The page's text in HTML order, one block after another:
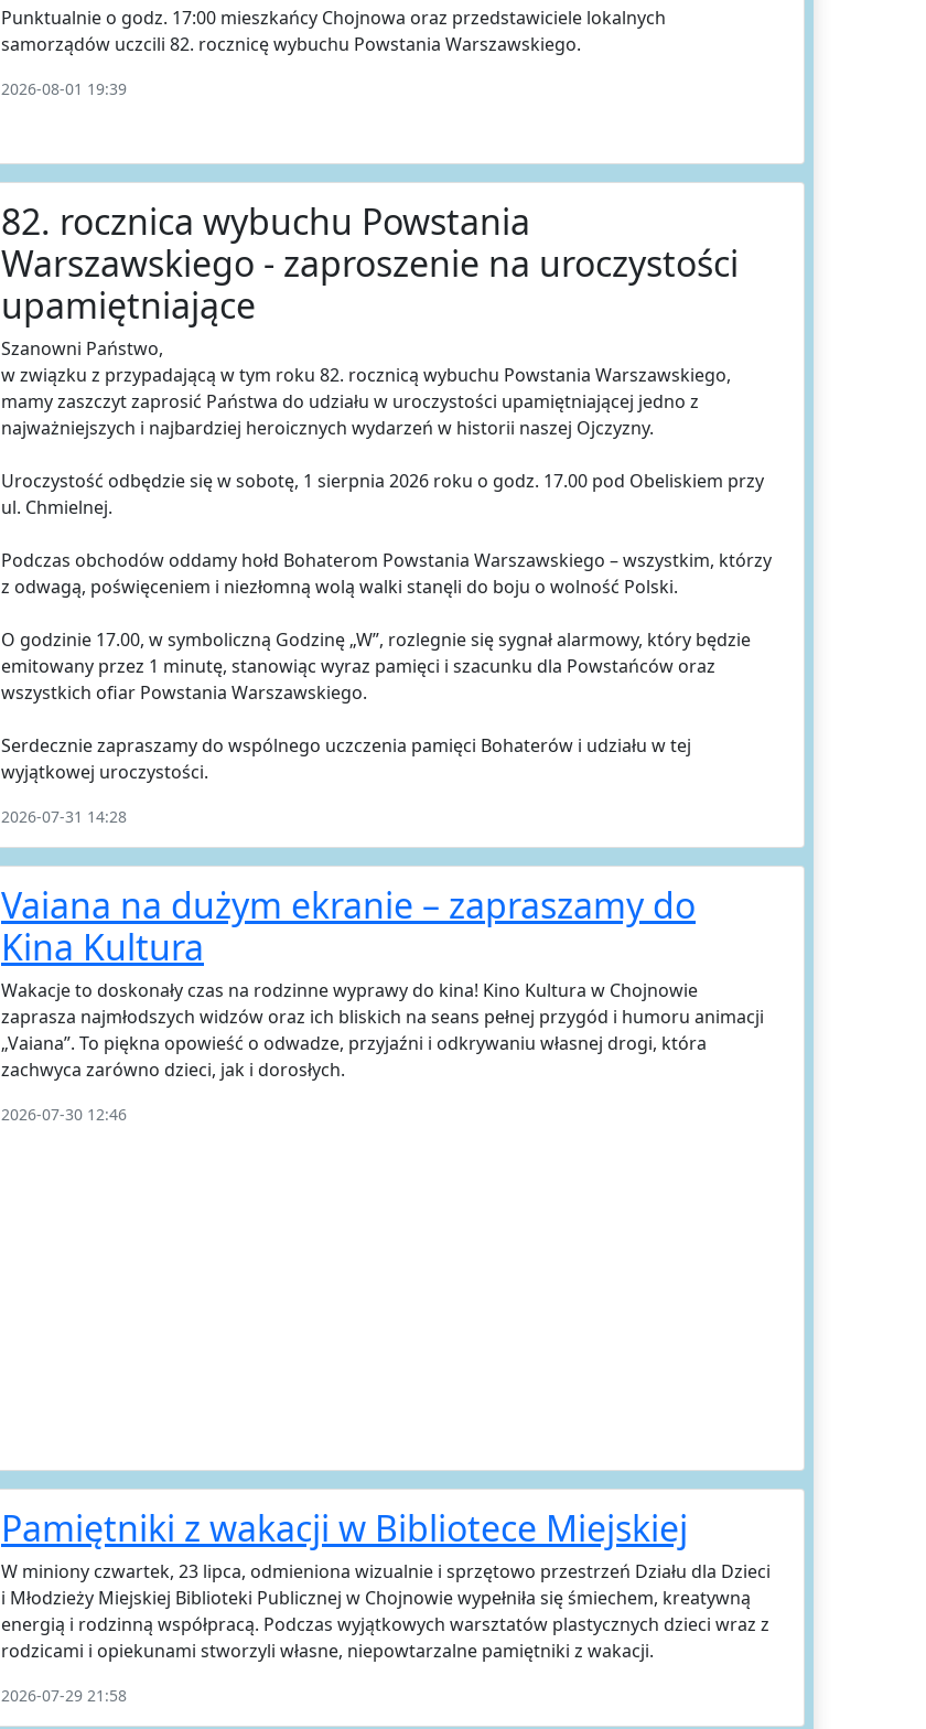
Punktualnie o godz. 17:00 mieszkańcy Chojnowa oraz przedstawiciele lokalnych
samorządów uczcili 82. rocznicę wybuchu Powstania Warszawskiego.
2026-08-01 19:39
82. rocznica wybuchu Powstania
Warszawskiego - zaproszenie na uroczystości
upamiętniające
Szanowni Państwo,
w związku z przypadającą w tym roku 82. rocznicą wybuchu Powstania Warszawskiego,
mamy zaszczyt zaprosić Państwa do udziału w uroczystości upamiętniającej jedno z
najważniejszych i najbardziej heroicznych wydarzeń w historii naszej Ojczyzny.
Uroczystość odbędzie się w sobotę, 1 sierpnia 2026 roku o godz. 17.00 pod Obeliskiem przy
ul. Chmielnej.
Podczas obchodów oddamy hołd Bohaterom Powstania Warszawskiego – wszystkim, którzy
z odwagą, poświęceniem i niezłomną wolą walki stanęli do boju o wolność Polski.
O godzinie 17.00, w symboliczną Godzinę „W”, rozlegnie się sygnał alarmowy, który będzie
emitowany przez 1 minutę, stanowiąc wyraz pamięci i szacunku dla Powstańców oraz
wszystkich ofiar Powstania Warszawskiego.
Serdecznie zapraszamy do wspólnego uczczenia pamięci Bohaterów i udziału w tej
wyjątkowej uroczystości.
2026-07-31 14:28
Vaiana na dużym ekranie – zapraszamy do
Kina Kultura
Wakacje to doskonały czas na rodzinne wyprawy do kina! Kino Kultura w Chojnowie
zaprasza najmłodszych widzów oraz ich bliskich na seans pełnej przygód i humoru animacji
„Vaiana”. To piękna opowieść o odwadze, przyjaźni i odkrywaniu własnej drogi, która
zachwyca zarówno dzieci, jak i dorosłych.
2026-07-30 12:46
Pamiętniki z wakacji w Bibliotece Miejskiej
W miniony czwartek, 23 lipca, odmieniona wizualnie i sprzętowo przestrzeń Działu dla Dzieci
i Młodzieży Miejskiej Biblioteki Publicznej w Chojnowie wypełniła się śmiechem, kreatywną
energią i rodzinną współpracą. Podczas wyjątkowych warsztatów plastycznych dzieci wraz z
rodzicami i opiekunami stworzyli własne, niepowtarzalne pamiętniki z wakacji.
2026-07-29 21:58